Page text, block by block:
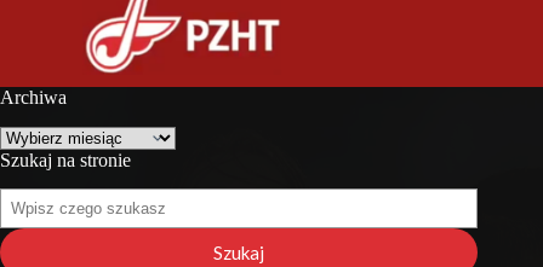
Archiwa
Archiwa
Szukaj na stronie
Szukaj
na
stronie
Szukaj